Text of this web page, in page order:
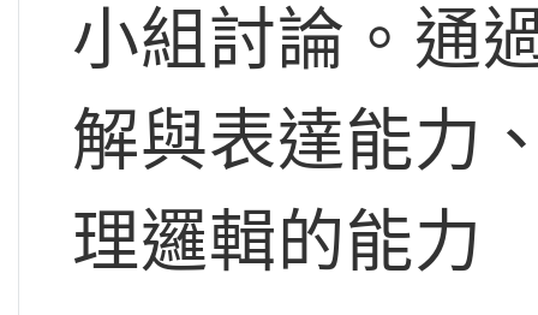
小組討論。通
解與表達能力
理邏輯的能力